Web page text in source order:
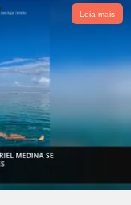
muitas ocasiões.
com Dado
relembre os
Leia mais